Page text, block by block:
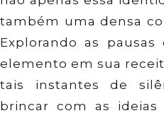
também uma densa
Explorando as
elemento em sua
tais instantes de
brincar com as